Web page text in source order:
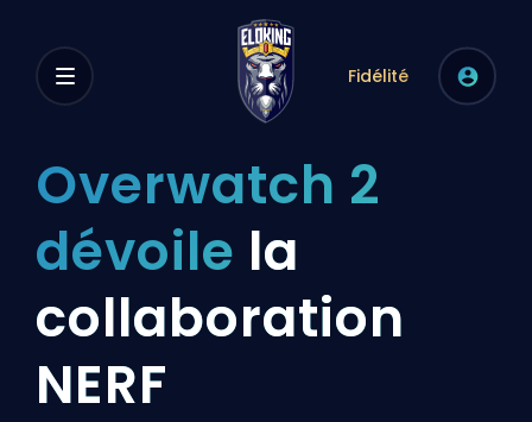
Fidélité
Overwatch 2
dévoile la
collaboration
NERF